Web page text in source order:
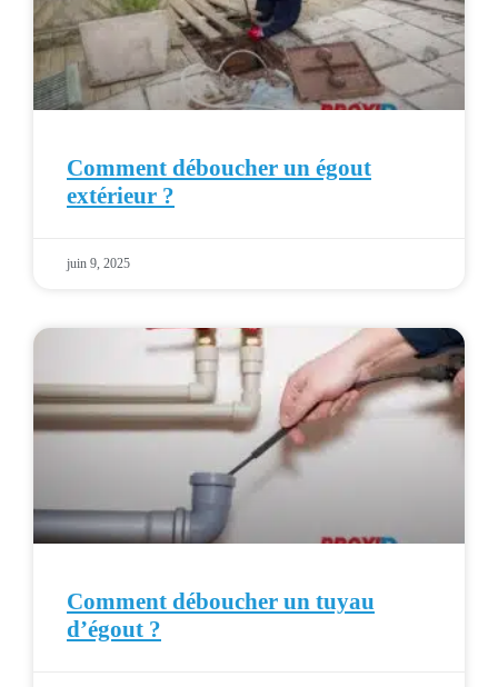
Comment déboucher un égout
extérieur ?
juin 9, 2025
Comment déboucher un tuyau
d’égout ?